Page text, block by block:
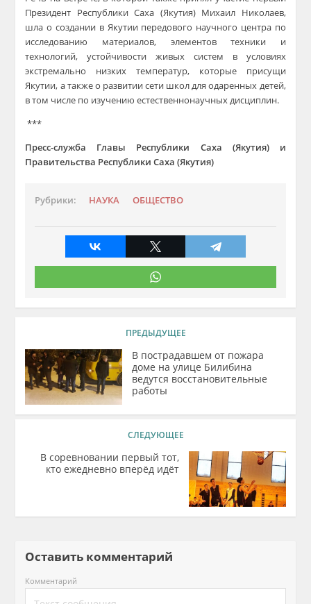
Президент Республики Саха (Якутия) Михаил Николаев,
шла о создании в Якутии передового научного центра по
исследованию материалов, элементов техники и
технологий, устойчивости живых систем в условиях
экстремально низких температур, которые присущи
Якутии, а также о развитии сети школ для одаренных детей,
в том числе по изучению естественнонаучных дисциплин.
***
Пресс-служба Главы Республики Саха (Якутия) и
Правительства Республики Саха (Якутия)
Рубрики: НАУКА ОБЩЕСТВО
ПРЕДЫДУЩЕЕ
В пострадавшем от пожара
доме на улице Билибина
ведутся восстановительные
работы
СЛЕДУЮЩЕЕ
В соревновании первый тот,
кто ежедневно вперёд идёт
Оставить комментарий
Комментарий